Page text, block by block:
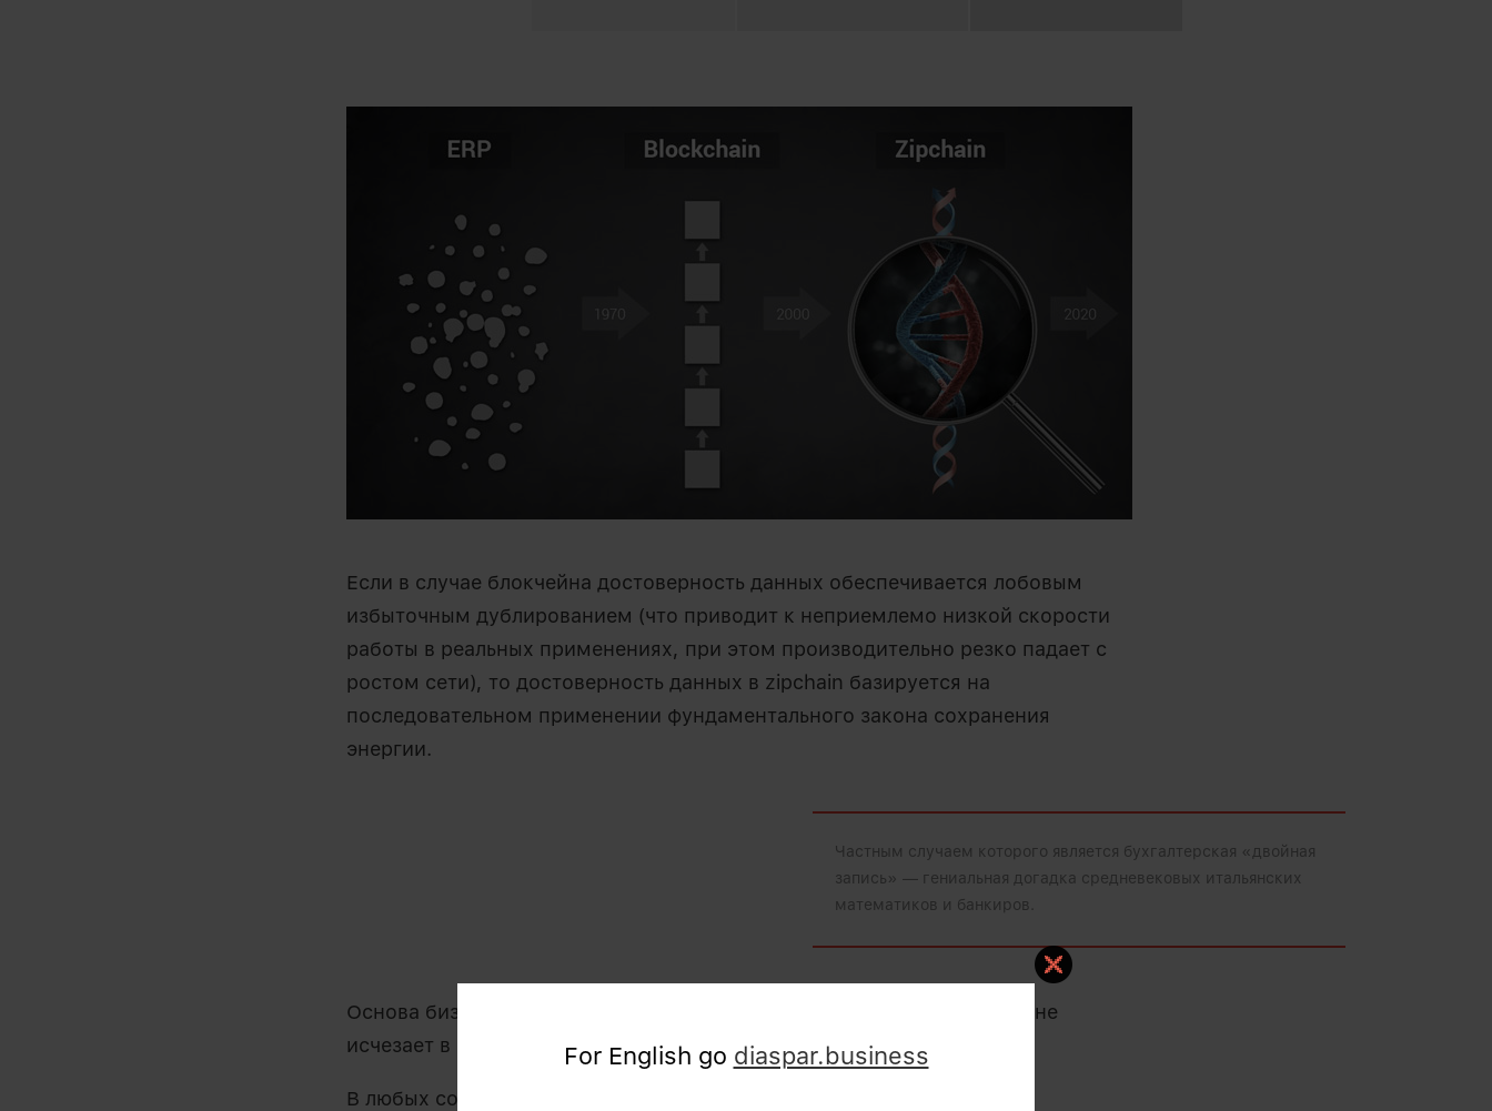
Если в случае блокчейна достоверность данных обеспечивается лобовым
избыточным дублированием (что приводит к неприемлемо низкой скорости
работы в реальных применениях, при этом производительно резко падает с
ростом сети), то достоверность данных в zipchain базируется на
последовательном применении фундаментального закона сохранения
энергии.
Частным случаем которого является бухгалтерская «двойная
запись» — гениальная догадка средневековых итальянских
математиков и банкиров.
Основа бизнес-логики zipchain — «ничто не появляется из ничего, и не
исчезает в никуда».
В любых событиях, происходящих в виртуальной реальности
For English go diaspar.business